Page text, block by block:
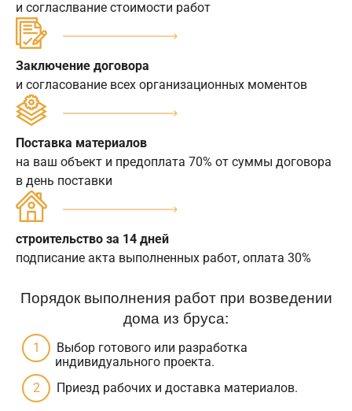
и согласлвание стоимости работ
Заключение договора
и согласование всех организационных моментов
Поставка материалов
на ваш объект и предоплата 70% от суммы договора
в день поставки
строительство за 14 дней
подписание акта выполненных работ, оплата 30%
Порядок выполнения работ при возведении
дома из бруса:
Выбор готового или разработка
индивидуального проекта.
Приезд рабочих и доставка материалов.